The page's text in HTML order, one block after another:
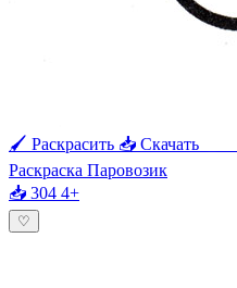
🖌 Раскрасить 📥 Скачать
Раскраска Паровозик
📥 304 4+
♡